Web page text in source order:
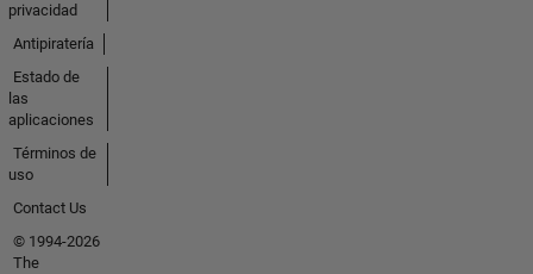
privacidad
Antipiratería
Estado de
las
aplicaciones
Términos de
uso
Contact Us
© 1994-2026
The